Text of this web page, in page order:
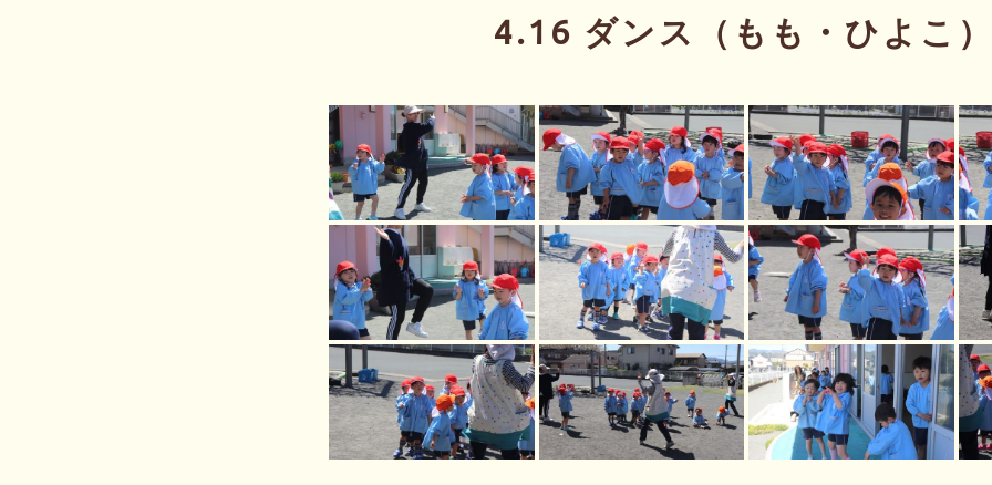
4.16 ダンス（もも・ひよこ